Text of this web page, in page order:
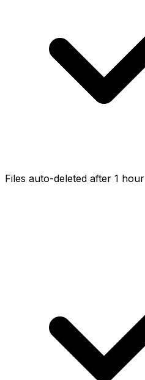
Files auto-deleted after 1 hour